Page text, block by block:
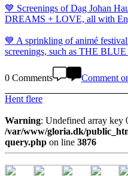
💙 Screenings of Dag Johan
DREAMS + LOVE, all with
💙 A sprinkling of animé
screenings, such as THE
0 Comments Comment
Hent flere
Warning: Undefined array key
/var/www/gloria.dk/
query.php on line 3876